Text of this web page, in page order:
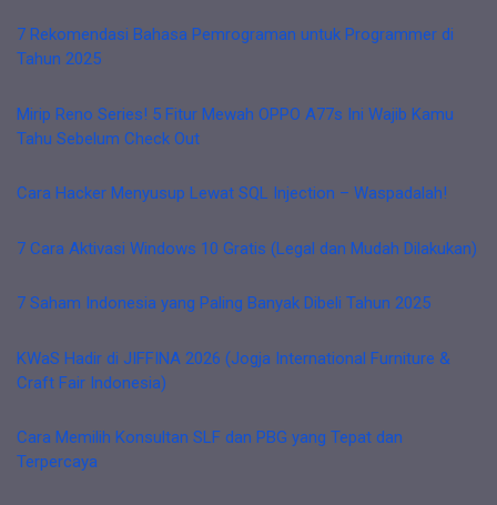
7 Rekomendasi Bahasa Pemrograman untuk Programmer di
Tahun 2025
Mirip Reno Series! 5 Fitur Mewah OPPO A77s Ini Wajib Kamu
Tahu Sebelum Check Out
Cara Hacker Menyusup Lewat SQL Injection – Waspadalah!
7 Cara Aktivasi Windows 10 Gratis (Legal dan Mudah Dilakukan)
7 Saham Indonesia yang Paling Banyak Dibeli Tahun 2025
KWaS Hadir di JIFFINA 2026 (Jogja International Furniture &
Craft Fair Indonesia)
Cara Memilih Konsultan SLF dan PBG yang Tepat dan
Terpercaya